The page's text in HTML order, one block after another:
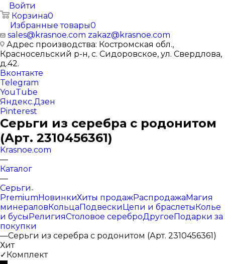
Войти
Корзина0
Избранные товары0
sales@krasnoe.com zakaz@krasnoe.com
Адрес производства: Костромская обл.,
Красносельский р-н, с. Сидоровское, ул. Свердлова,
д.42.
Вконтакте
Telegram
YouTube
Яндекс.Дзен
Pinterest
Серьги из серебра с родонитом
(Арт. 2310456361)
Krasnoe.com
—
Каталог
—
Серьги
PremiumНовинкиХиты продажРаспродажаМагия
минераловКольцаПодвескиЦепи и браслетыКолье
и бусыРелигияСтоловое сереброДругоеПодарки за
покупки
—Серьги из серебра с родонитом (Арт. 2310456361)
Хит
✓Комплект